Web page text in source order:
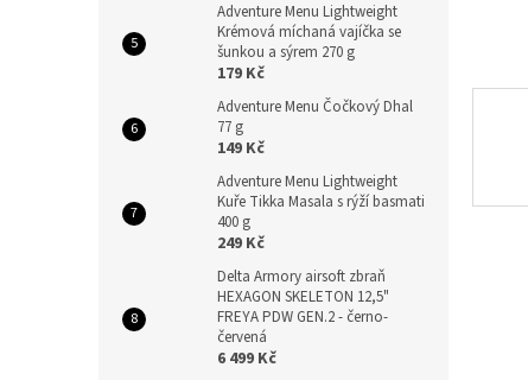
Adventure Menu Lightweight
Krémová míchaná vajíčka se
šunkou a sýrem 270 g
179 Kč
Adventure Menu Čočkový Dhal
77 g
149 Kč
Adventure Menu Lightweight
Kuře Tikka Masala s rýží basmati
400 g
249 Kč
Delta Armory airsoft zbraň
HEXAGON SKELETON 12,5"
FREYA PDW GEN.2 - černo-
červená
6 499 Kč